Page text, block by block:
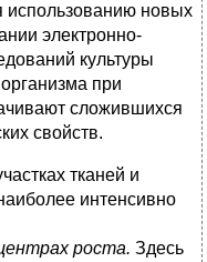
использованию новых
электронно-
культуры
при
сложившихся
свойств.
тканей и
интенсивно
роста. Здесь